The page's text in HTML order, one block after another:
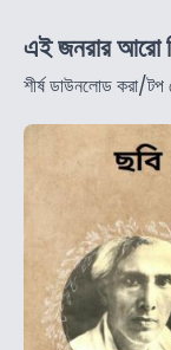
এই জনরার আরো
শীর্ষ ডাউনলোড করা/টপ